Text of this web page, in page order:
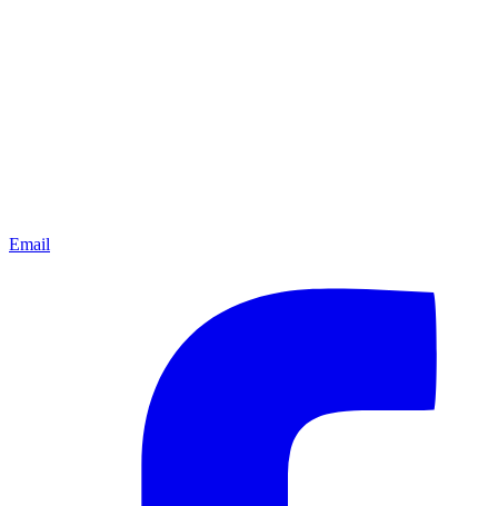
Email